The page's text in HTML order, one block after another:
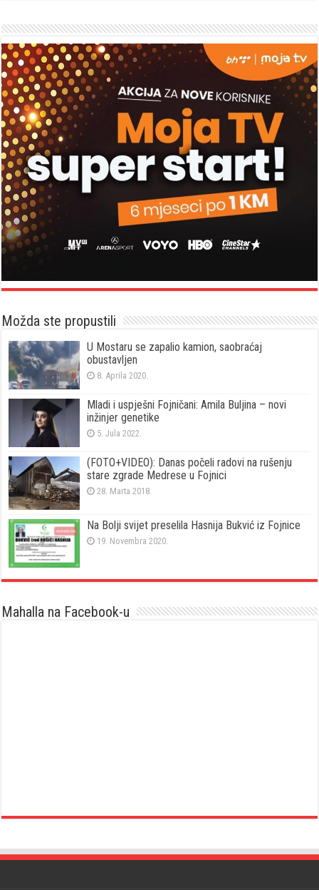
Možda ste propustili
U Mostaru se zapalio kamion, saobraćaj
obustavljen
8. Aprila 2020.
Mladi i uspješni Fojničani: Amila Buljina – novi
inžinjer genetike
5. Jula 2022.
(FOTO+VIDEO): Danas počeli radovi na rušenju
stare zgrade Medrese u Fojnici
28. Marta 2018.
Na Bolji svijet preselila Hasnija Bukvić iz Fojnice
19. Novembra 2020.
Mahalla na Facebook-u